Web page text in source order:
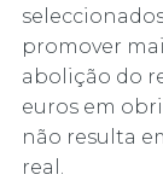
promover
abolição do
euros em
não resulta
real.